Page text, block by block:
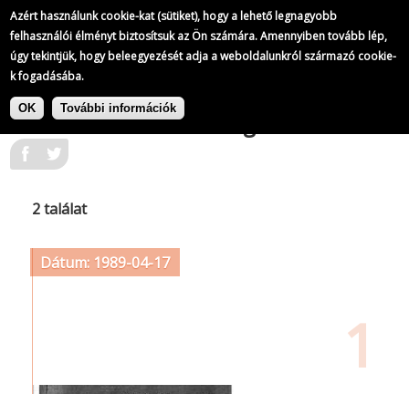
Azért használunk cookie-kat (sütiket), hogy a lehető legnagyobb
felhasználói élményt biztosítsuk az Ön számára. Amennyiben tovább lép,
úgy tekintjük, hogy beleegyezését adja a weboldalunkról származó cookie-
k fogadásába.
OK További információk
Ugrás
Címke: Nemzeti Megbékélési és
Elszámoltatási Bizottság
2 találat
Dátum: 1989-04-17
1